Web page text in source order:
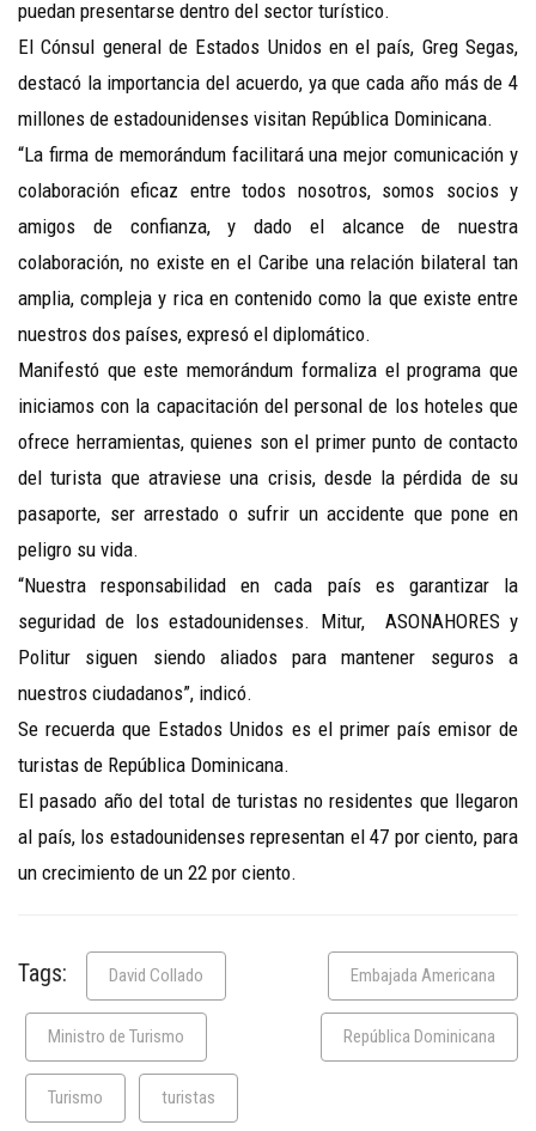
puedan presentarse dentro del sector turístico.
El Cónsul general de Estados Unidos en el país, Greg Segas,
destacó la importancia del acuerdo, ya que cada año más de 4
millones de estadounidenses visitan República Dominicana.
“La firma de memorándum facilitará una mejor comunicación y
colaboración eficaz entre todos nosotros, somos socios y
amigos de confianza, y dado el alcance de nuestra
colaboración, no existe en el Caribe una relación bilateral tan
amplia, compleja y rica en contenido como la que existe entre
nuestros dos países, expresó el diplomático.
Manifestó que este memorándum formaliza el programa que
iniciamos con la capacitación del personal de los hoteles que
ofrece herramientas, quienes son el primer punto de contacto
del turista que atraviese una crisis, desde la pérdida de su
pasaporte, ser arrestado o sufrir un accidente que pone en
peligro su vida.
“Nuestra responsabilidad en cada país es garantizar la
seguridad de los estadounidenses. Mitur, ASONAHORES y
Politur siguen siendo aliados para mantener seguros a
nuestros ciudadanos”, indicó.
Se recuerda que Estados Unidos es el primer país emisor de
turistas de República Dominicana.
El pasado año del total de turistas no residentes que llegaron
al país, los estadounidenses representan el 47 por ciento, para
un crecimiento de un 22 por ciento.
Tags: David Collado Embajada Americana
Ministro de Turismo República Dominicana
Turismo turistas